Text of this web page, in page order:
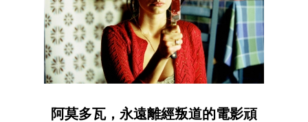
阿莫多瓦，永遠離經叛道的電影頑